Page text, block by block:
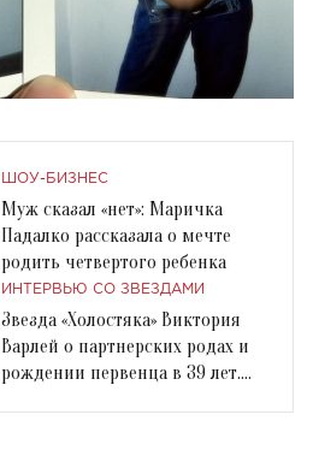
ШОУ-БИЗНЕС
Муж сказал «нет»: Маричка
Падалко рассказала о мечте
родить четвертого ребенка
ИНТЕРВЬЮ СО ЗВЕЗДАМИ
Звезда «Холостяка» Виктория
Варлей о партнерских родах и
рождении первенца в 39 лет.